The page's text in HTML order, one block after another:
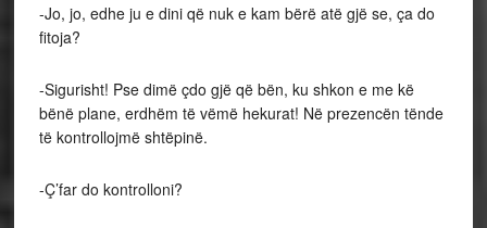
-Jo, jo, edhe ju e dini që nuk e kam bërë atë gjë se, ça do
fitoja?
-Sigurisht! Pse dimë çdo gjë që bën, ku shkon e me kë
bënë plane, erdhëm të vëmë hekurat! Në prezencën tënde
të kontrollojmë shtëpinë.
-Ç’far do kontrolloni?